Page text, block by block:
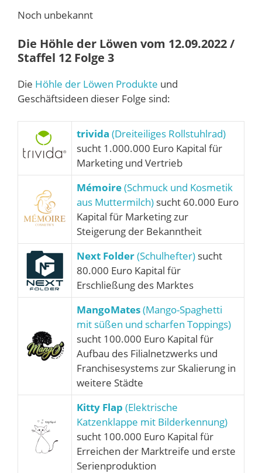
Noch unbekannt
Die Höhle der Löwen vom 12.09.2022 /
Staffel 12 Folge 3
Die Höhle der Löwen Produkte und
Geschäftsideen dieser Folge sind:
trivida (Dreiteiliges Rollstuhlrad)
sucht 1.000.000 Euro Kapital für
Marketing und Vertrieb
Mémoire(Schmuck und Kosmetik
aus Muttermilch) sucht 60.000 Euro
Kapital für Marketing zur
Steigerung der Bekanntheit
Next Folder(Schulhefter) sucht
80.000 Euro Kapital für
Erschließung des Marktes
MangoMates(Mango-Spaghetti
mit süßen und scharfen Toppings)
sucht 100.000 Euro Kapital für
Aufbau des Filialnetzwerks und
Franchisesystems zur Skalierung in
weitere Städte
Kitty Flap (Elektrische
Katzenklappe mit Bilderkennung)
sucht 100.000 Euro Kapital für
Erreichen der Marktreife und erste
Serienproduktion